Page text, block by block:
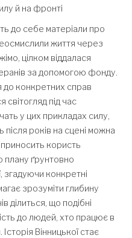
й на фронті
до себе матеріали про
життя через
цілком віддалася
за допомогою фонду.
до конкретних справ
під час
у цих прикладах силу,
після років на сцені можна
користь
плану ґрунтовно
згадуючи конкретні
зрозуміти глибину
ділиться, що подібні
до людей, хто працює в
Вінницької стає